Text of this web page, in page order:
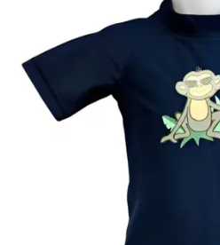
Kituri de siguranta pentru copii si
Protectii casa
Protectii utile
Poarta siguranta copii
Deflectoare pentru aer conditionat
Casti antifonice pentru copii si